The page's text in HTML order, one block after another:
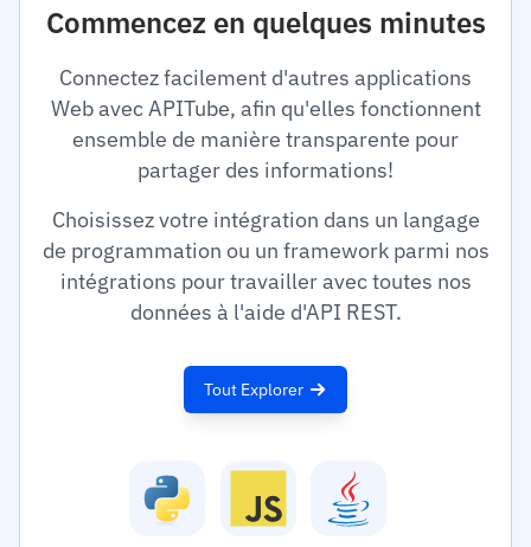
Commencez en quelques minutes
Connectez facilement d'autres applications
Web avec APITube, afin qu'elles fonctionnent
ensemble de manière transparente pour
partager des informations!
Choisissez votre intégration dans un langage
de programmation ou un framework parmi nos
intégrations pour travailler avec toutes nos
données à l'aide d'API REST.
Tout Explorer